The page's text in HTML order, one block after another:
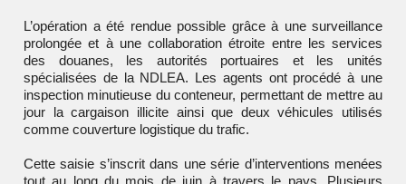
L’opération a été rendue possible grâce à une surveillance
prolongée et à une collaboration étroite entre les services
des douanes, les autorités portuaires et les unités
spécialisées de la NDLEA. Les agents ont procédé à une
inspection minutieuse du conteneur, permettant de mettre au
jour la cargaison illicite ainsi que deux véhicules utilisés
comme couverture logistique du trafic.
Cette saisie s’inscrit dans une série d’interventions menées
tout au long du mois de juin à travers le pays. Plusieurs